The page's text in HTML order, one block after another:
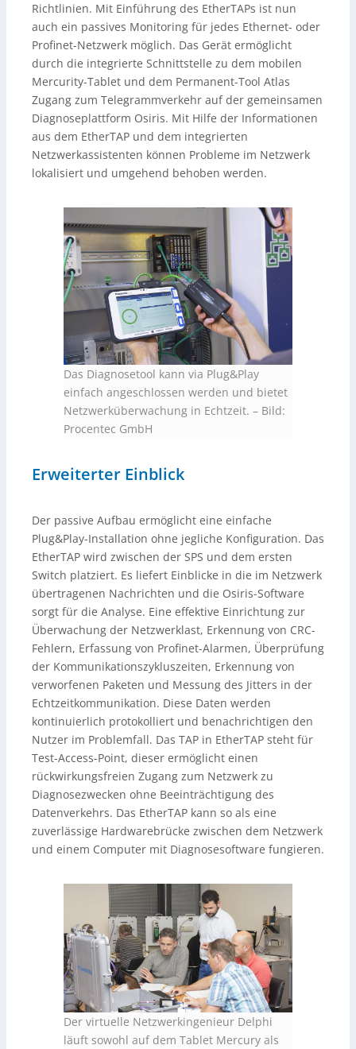
Richtlinien. Mit Einführung des EtherTAPs ist nun
auch ein passives Monitoring für jedes Ethernet- oder
Profinet-Netzwerk möglich. Das Gerät ermöglicht
durch die integrierte Schnittstelle zu dem mobilen
Mercurity-Tablet und dem Permanent-Tool Atlas
Zugang zum Telegrammverkehr auf der gemeinsamen
Diagnoseplattform Osiris. Mit Hilfe der Informationen
aus dem EtherTAP und dem integrierten
Netzwerkassistenten können Probleme im Netzwerk
lokalisiert und umgehend behoben werden.
Das Diagnosetool kann via Plug&Play
einfach angeschlossen werden und bietet
Netzwerküberwachung in Echtzeit. – Bild:
Procentec GmbH
Erweiterter Einblick
Der passive Aufbau ermöglicht eine einfache
Plug&Play-Installation ohne jegliche Konfiguration. Das
EtherTAP wird zwischen der SPS und dem ersten
Switch platziert. Es liefert Einblicke in die im Netzwerk
übertragenen Nachrichten und die Osiris-Software
sorgt für die Analyse. Eine effektive Einrichtung zur
Überwachung der Netzwerklast, Erkennung von CRC-
Fehlern, Erfassung von Profinet-Alarmen, Überprüfung
der Kommunikationszykluszeiten, Erkennung von
verworfenen Paketen und Messung des Jitters in der
Echtzeitkommunikation. Diese Daten werden
kontinuierlich protokolliert und benachrichtigen den
Nutzer im Problemfall. Das TAP in EtherTAP steht für
Test-Access-Point, dieser ermöglicht einen
rückwirkungsfreien Zugang zum Netzwerk zu
Diagnosezwecken ohne Beeinträchtigung des
Datenverkehrs. Das EtherTAP kann so als eine
zuverlässige Hardwarebrücke zwischen dem Netzwerk
und einem Computer mit Diagnosesoftware fungieren.
Der virtuelle Netzwerkingenieur Delphi
läuft sowohl auf dem Tablet Mercury als